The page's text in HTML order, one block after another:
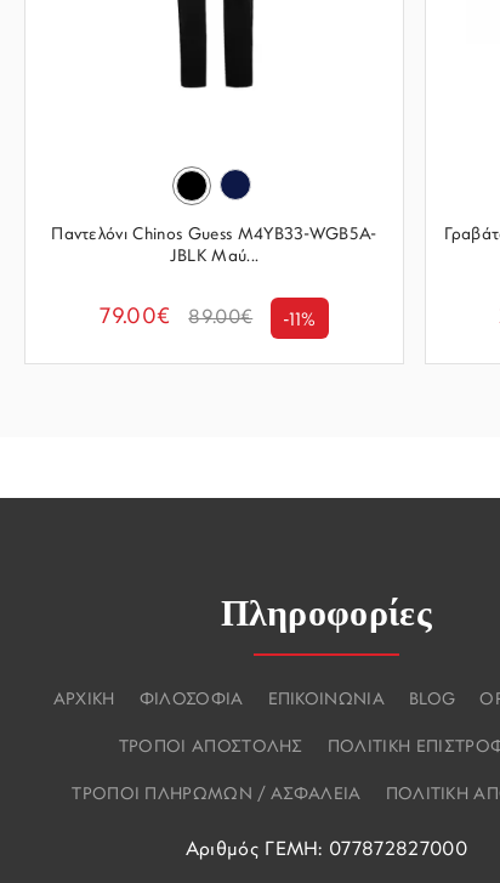
Παντελόνι Chinos Guess M4YB33-WGB5A-
JBLK Μαύ...
79.00€ 89.00€ -11%
Πληροφορίες
ΑΡΧΙΚΗ ΦΙΛΟΣΟΦΙΑ ΕΠΙΚΟΙΝΩΝΙΑ BLOG
ΤΡΟΠΟΙ ΑΠΟΣΤΟΛΗΣ ΠΟΛΙΤΙΚΗ
ΤΡΟΠΟΙ ΠΛΗΡΩΜΩΝ / ΑΣΦΑΛΕΙΑ ΠΟΛΙΤΙΚΗ
Αριθμός ΓΕΜΗ: 077872827000